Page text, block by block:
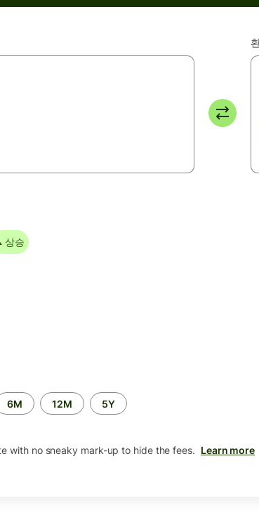
상승
6M 12M 5Y
with no sneaky mark-up to hide the fees. Learn more